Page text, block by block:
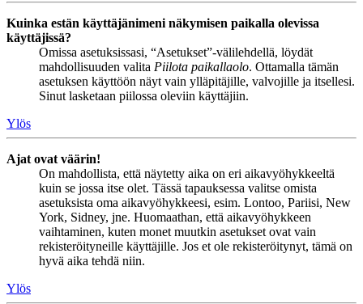
Kuinka estän käyttäjänimeni näkymisen paikalla olevissa
käyttäjissä?
Omissa asetuksissasi, “Asetukset”-välilehdellä, löydät
mahdollisuuden valita Piilota paikallaolo. Ottamalla tämän
asetuksen käyttöön näyt vain ylläpitäjille, valvojille ja itsellesi.
Sinut lasketaan piilossa oleviin käyttäjiin.
Ylös
Ajat ovat väärin!
On mahdollista, että näytetty aika on eri aikavyöhykkeeltä
kuin se jossa itse olet. Tässä tapauksessa valitse omista
asetuksista oma aikavyöhykkeesi, esim. Lontoo, Pariisi, New
York, Sidney, jne. Huomaathan, että aikavyöhykkeen
vaihtaminen, kuten monet muutkin asetukset ovat vain
rekisteröityneille käyttäjille. Jos et ole rekisteröitynyt, tämä on
hyvä aika tehdä niin.
Ylös